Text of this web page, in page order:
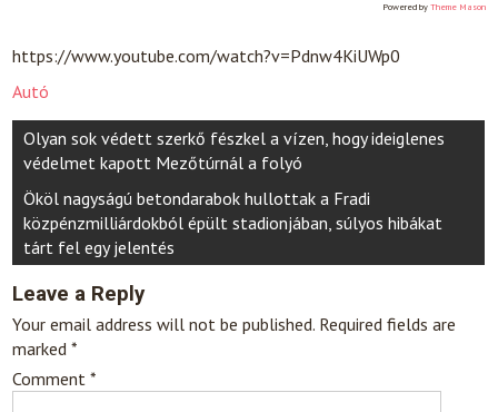
Powered by Theme Mason
https://www.youtube.com/watch?v=Pdnw4KiUWp0
Autó
Post
navigation
Olyan sok védett szerkő fészkel a vízen, hogy ideiglenes
védelmet kapott Mezőtúrnál a folyó
Ököl nagyságú betondarabok hullottak a Fradi
közpénzmilliárdokból épült stadionjában, súlyos hibákat
tárt fel egy jelentés
Leave a Reply
Your email address will not be published. Required fields are
marked*
Comment*